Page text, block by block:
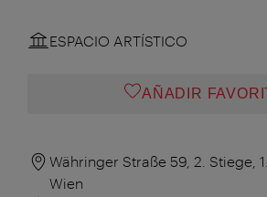
ESPACIO ARTÍSTICO
AÑADIR
Währinger Straße 59, 2. Stiege,
Wien